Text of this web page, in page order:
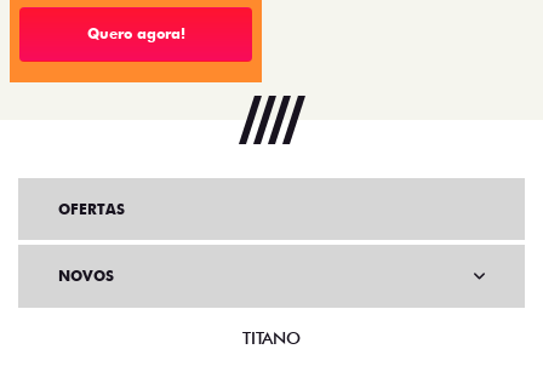
Quero agora!
OFERTAS
NOVOS
TITANO